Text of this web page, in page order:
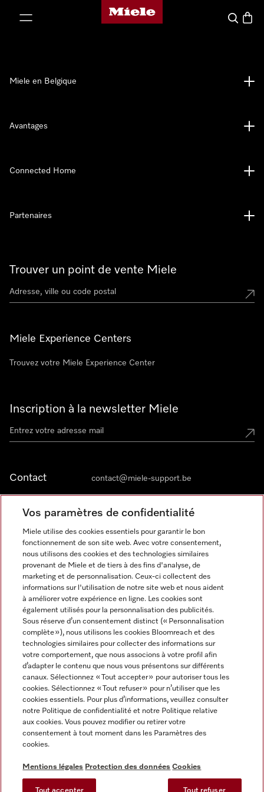
Page d'accueil de Miele
Search
Trouver un point de vente Miele
Miele Experience Centers
Trouvez votre Miele Experience Center
Inscription à la newsletter Miele
Contact contact@miele-support.be
Langue
FRANÇAIS
Miele en Belgique
Avantages
Connected Home
Partenaires
Informations légales
CGV
Protection des données
Conditions d’utilisation
Digital Services Act
Miele sur Facebook
Miele sur Youtube
Miele sur Instagram
Miele sur Pinterest
Vos paramètres de confidentialité
Miele utilise des cookies essentiels pour garantir le bon
fonctionnement de son site web. Avec votre consentement,
nous utilisons des cookies et des technologies similaires
provenant de Miele et de tiers à des fins d'analyse, de
marketing et de personnalisation. Ceux-ci collectent des
informations sur l'utilisation de notre site web et nous aident
à améliorer votre expérience en ligne. Les cookies sont
également utilisés pour la personnalisation des publicités.
Sous réserve d’un consentement distinct (« Personnalisation
complète »), nous utilisons les cookies Bloomreach et des
technologies similaires pour collecter des informations sur
votre comportement, que nous associons à votre profil afin
d’adapter le contenu que nous vous présentons sur différents
canaux. Sélectionnez « Tout accepter » pour autoriser tous les
cookies. Sélectionnez « Tout refuser » pour n’utiliser que les
cookies essentiels. Pour plus d’informations, veuillez consulter
notre Politique de confidentialité et notre Politique relative
aux cookies. Vous pouvez modifier ou retirer votre
consentement à tout moment dans les Paramètres des
cookies.
Mentions légales Protection des données Cookies